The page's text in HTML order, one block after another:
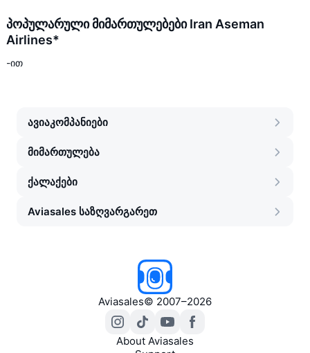
პოპულარული მიმართულებები Iran Aseman
Airlines*
-ით
ავიაკომპანიები
მიმართულება
ქალაქები
Aviasales საზღვარგარეთ
Aviasales© 2007–2026
About Aviasales